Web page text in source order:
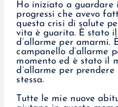
Ho iniziato a
progressi che avevo
questa crisi di salute
vita è guarita. È stato
d’allarme per amarmi.
campanello d’allarme
momento ed è stato il
d’allarme per
stessa.
Tutte le mie nuove